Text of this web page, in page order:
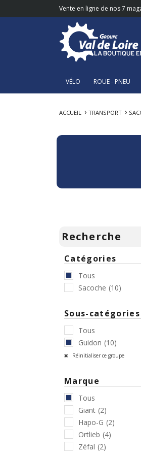
Vente en ligne de nos 7
VÉLO ROUE - PNEU
ACCUEIL TRANSPORT
Recherche
Catégories
Tous
Sacoche (10)
Sous-catégories
Tous
Guidon (10)
Réinitialiser ce groupe
Marque
Tous
Giant (2)
Hapo-G (2)
Ortlieb (4)
Zéfal (2)